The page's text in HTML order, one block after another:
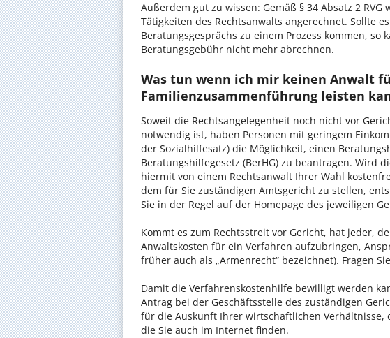
Außerdem gut zu wissen: Gemäß § 34 Absatz 2
Tätigkeiten des Rechtsanwalts angerechnet. Sollte
Beratungsgesprächs zu einem Prozess kommen, so
Beratungsgebühr nicht mehr abrechnen.
Was tun wenn ich mir keinen Anwalt
Familienzusammenführung leisten
Soweit die Rechtsangelegenheit noch nicht vor
notwendig ist, haben Personen mit geringem
der Sozialhilfesatz) die Möglichkeit, einen
Beratungshilfegesetz (BerHG) zu beantragen. Wird
hiermit von einem Rechtsanwalt Ihrer Wahl
dem für Sie zuständigen Amtsgericht zu stellen,
Sie in der Regel auf der Homepage des jeweiligen
Kommt es zum Rechtsstreit vor Gericht, hat jeder,
Anwaltskosten für ein Verfahren aufzubringen,
früher auch als „Armenrecht“ bezeichnet). Fragen
Damit die Verfahrenskostenhilfe bewilligt werden
Antrag bei der Geschäftsstelle des zuständigen
für die Auskunft Ihrer wirtschaftlichen Verhältnisse,
die Sie auch im Internet finden.